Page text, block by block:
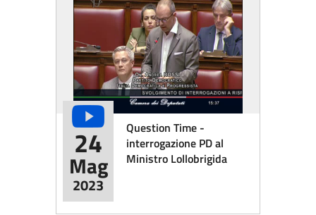
Question Time -
interrogazione PD al
Ministro Lollobrigida
24
Mag
2023